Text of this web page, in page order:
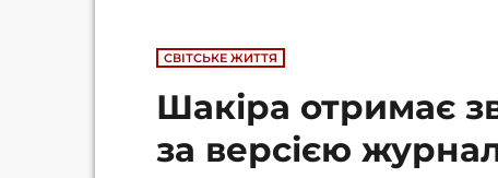
СВІТСЬКЕ ЖИТТЯ
Шакіра отримає
за версією